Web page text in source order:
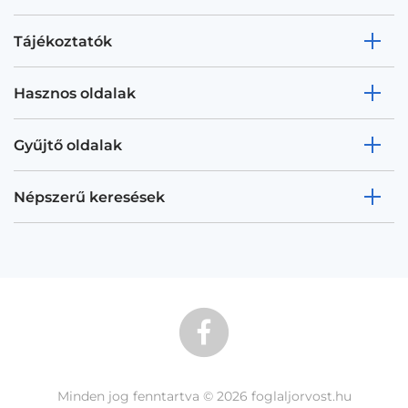
Tájékoztatók
Hasznos oldalak
Gyűjtő oldalak
Népszerű keresések
Minden jog fenntartva © 2026 foglaljorvost.hu